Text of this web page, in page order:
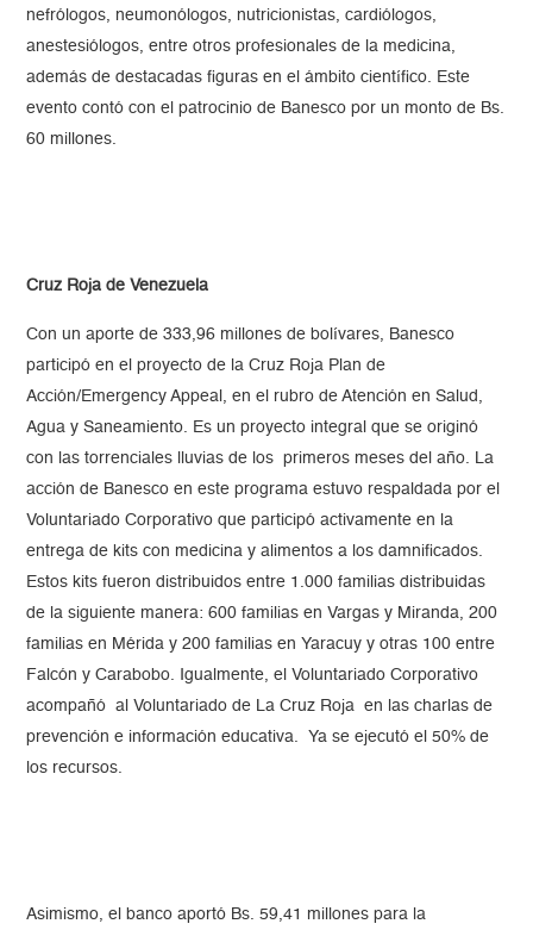
nefrólogos, neumonólogos, nutricionistas, cardiólogos,
anestesiólogos, entre otros profesionales de la medicina,
además de destacadas figuras en el ámbito científico. Este
evento contó con el patrocinio de Banesco por un monto de Bs.
60 millones.
Cruz Roja de Venezuela
Con un aporte de 333,96 millones de bolívares, Banesco
participó en el proyecto de la Cruz Roja Plan de
Acción/Emergency Appeal, en el rubro de Atención en Salud,
Agua y Saneamiento. Es un proyecto integral que se originó
con las torrenciales lluvias de los primeros meses del año. La
acción de Banesco en este programa estuvo respaldada por el
Voluntariado Corporativo que participó activamente en la
entrega de kits con medicina y alimentos a los damnificados.
Estos kits fueron distribuidos entre 1.000 familias distribuidas
de la siguiente manera: 600 familias en Vargas y Miranda, 200
familias en Mérida y 200 familias en Yaracuy y otras 100 entre
Falcón y Carabobo. Igualmente, el Voluntariado Corporativo
acompañó al Voluntariado de La Cruz Roja en las charlas de
prevención e información educativa. Ya se ejecutó el 50% de
los recursos.
Asimismo, el banco aportó Bs. 59,41 millones para la